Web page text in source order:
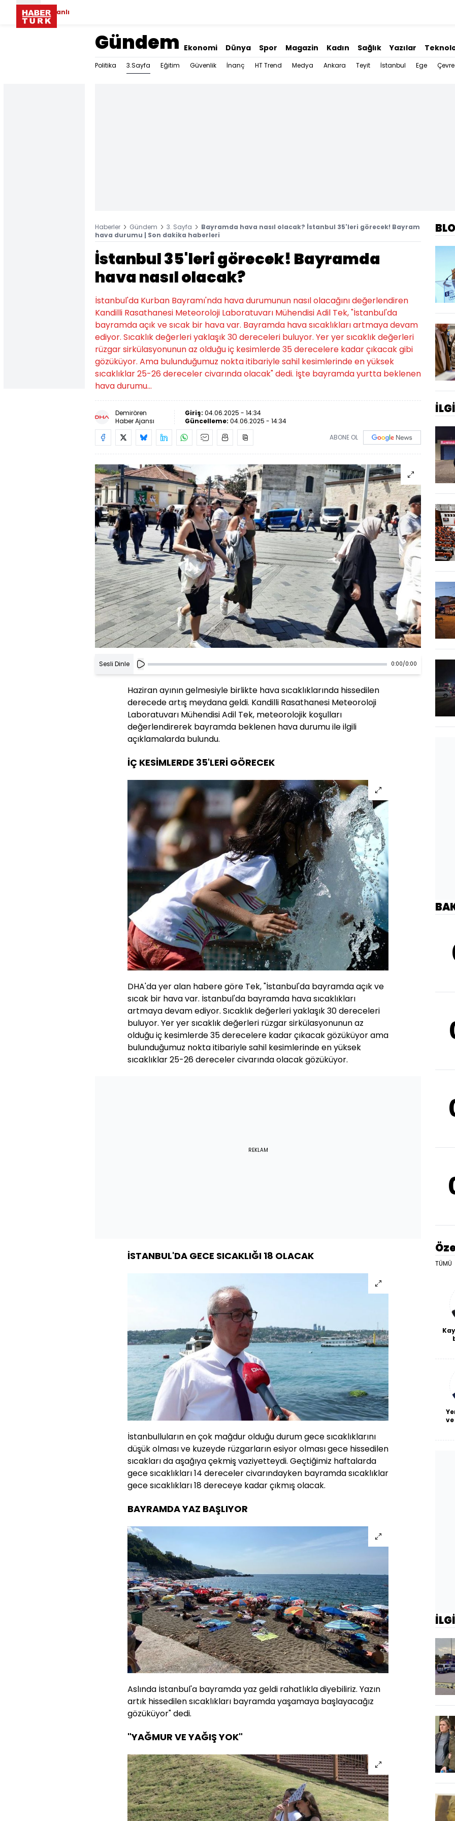
Canlı
Gündem Ekonomi Dünya Spor Magazin Kadın Sağlık Yazılar
Politika 3.Sayfa Eğitim Güvenlik İnanç HT Trend Medya Ankara Teyit İstanbul Ege Çevre
Haberler Gündem 3. Sayfa
Bayramda hava nasıl olacak? İstanbul 35'leri görecek! Bayram
hava durumu | Son dakika haberleri
İstanbul 35'leri görecek! Bayramda
hava nasıl olacak?
İstanbul'da Kurban Bayramı'nda hava durumunun nasıl olacağını değerlendiren
Kandilli Rasathanesi Meteoroloji Laboratuvarı Mühendisi Adil Tek, "İstanbul'da
bayramda açık ve sıcak bir hava var. Bayramda hava sıcaklıkları artmaya devam
ediyor. Sıcaklık değerleri yaklaşık 30 dereceleri buluyor. Yer yer sıcaklık değerleri
rüzgar sirkülasyonunun az olduğu iç kesimlerde 35 derecelere kadar çıkacak gibi
gözüküyor. Ama bulunduğumuz nokta itibariyle sahil kesimlerinde en yüksek
sıcaklıklar 25-26 dereceler civarında olacak" dedi. İşte bayramda yurtta beklenen
hava durumu...
Demirören
Haber Ajansı
Giriş: 04.06.2025 - 14:34
Güncelleme: 04.06.2025 - 14:34
ABONE OL
Sesli Dinle 0:00/0:00
Haziran ayının gelmesiyle birlikte hava sıcaklıklarında hissedilen
derecede artış meydana geldi. Kandilli Rasathanesi Meteoroloji
Laboratuvarı Mühendisi Adil Tek, meteorolojik koşulları
değerlendirerek bayramda beklenen hava durumu ile ilgili
açıklamalarda bulundu.
İÇ KESİMLERDE 35'LERİ GÖRECEK
DHA'da yer alan habere göre Tek, "İstanbul'da bayramda açık ve
sıcak bir hava var. İstanbul'da bayramda hava sıcaklıkları
artmaya devam ediyor. Sıcaklık değerleri yaklaşık 30 dereceleri
buluyor. Yer yer sıcaklık değerleri rüzgar sirkülasyonunun az
olduğu iç kesimlerde 35 derecelere kadar çıkacak gözüküyor ama
bulunduğumuz nokta itibariyle sahil kesimlerinde en yüksek
sıcaklıklar 25-26 dereceler civarında olacak gözüküyor.
REKLAM
İSTANBUL'DA GECE SICAKLIĞI 18 OLACAK
İstanbulluların en çok mağdur olduğu durum gece sıcaklıklarını
düşük olması ve kuzeyde rüzgarların esiyor olması gece hissedilen
sıcakları da aşağıya çekmiş vaziyetteydi. Geçtiğimiz haftalarda
gece sıcaklıkları 14 dereceler civarındayken bayramda sıcaklıklar
gece sıcaklıkları 18 dereceye kadar çıkmış olacak.
BAYRAMDA YAZ BAŞLIYOR
Aslında İstanbul'a bayramda yaz geldi rahatlıkla diyebiliriz. Yazın
artık hissedilen sıcaklıkları bayramda yaşamaya başlayacağız
gözüküyor" dedi.
"YAĞMUR VE YAĞIŞ YOK"
TÜMÜ